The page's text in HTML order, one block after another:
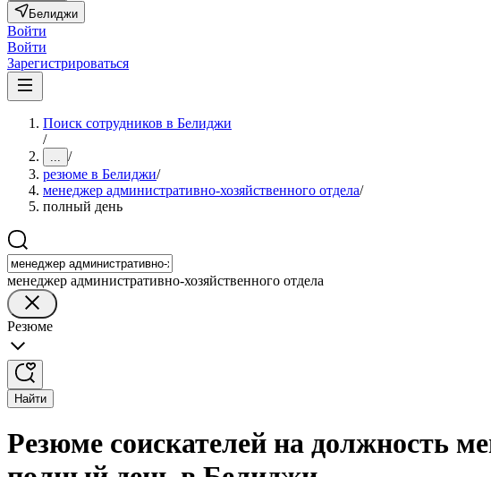
Белиджи
Войти
Войти
Зарегистрироваться
Поиск сотрудников в Белиджи
/
... /
резюме в Белиджи/
менеджер административно-хозяйственного отдела/
полный день
менеджер административно-хозяйственного отдела
Резюме
Найти
Резюме соискателей на должность